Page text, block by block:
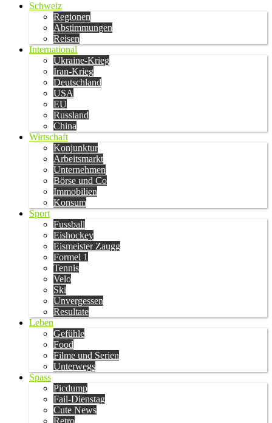
Schweiz
Regionen
Abstimmungen
Reisen
International
Ukraine-Krieg
Iran-Krieg
Deutschland
USA
EU
Russland
China
Wirtschaft
Konjunktur
Arbeitsmarkt
Unternehmen
Börse und Co
Immobilien
Konsum
Sport
Fussball
Eishockey
Eismeister Zaugg
Formel 1
Tennis
Velo
Ski
Unvergessen
Resultate
Leben
Gefühle
Food
Filme und Serien
Unterwegs
Spass
Picdump
Fail-Dienstag
Cute News
Retro